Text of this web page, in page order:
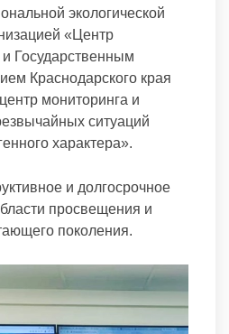
экологической
«Центр
Государственным
Краснодарского края
мониторинга и
ситуаций
характера».
и долгосрочное
просвещения и
поколения.